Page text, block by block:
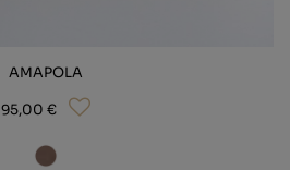
AMAPOLA
95,00 €